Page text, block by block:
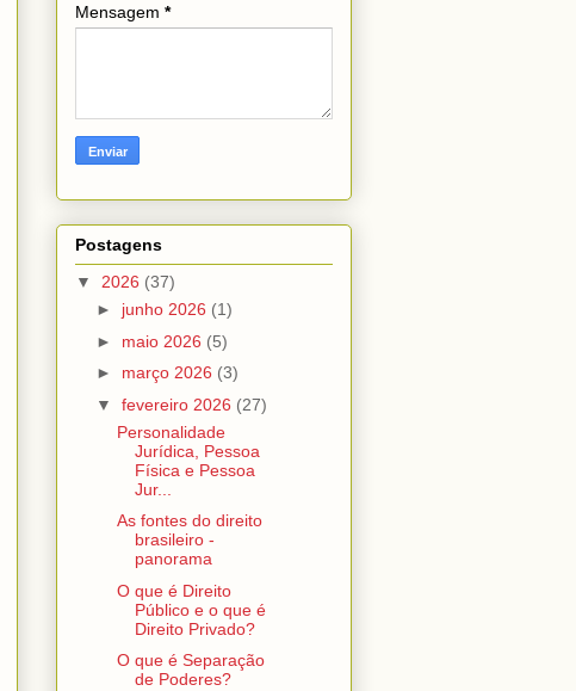
Mensagem *
Postagens
▼ 2026 (37)
► junho 2026 (1)
► maio 2026 (5)
► março 2026 (3)
▼ fevereiro 2026 (27)
Personalidade
Jurídica, Pessoa
Física e Pessoa
Jur...
As fontes do direito
brasileiro -
panorama
O que é Direito
Público e o que é
Direito Privado?
O que é Separação
de Poderes?